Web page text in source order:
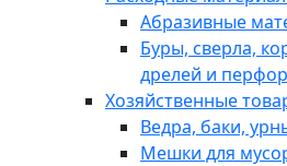
Абразивные
Буры, сверла,
дрелей и
Хозяйственные
Ведра, баки,
Мешки для